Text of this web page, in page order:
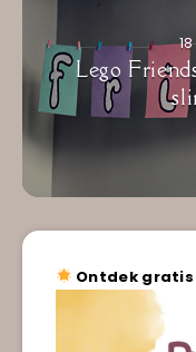
Lego
Ontdek